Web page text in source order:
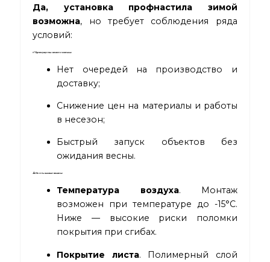
Да, установка профнастила зимой
возможна, но требует соблюдения ряда
условий:
✅ Преимущества зимнего монтажа:
Нет очередей на производство и
доставку;
Снижение цен на материалы и работы
в несезон;
Быстрый запуск объектов без
ожидания весны.
⚠️ Но есть важные нюансы:
Температура воздуха. Монтаж
возможен при температуре до -15°C.
Ниже — высокие риски поломки
покрытия при сгибах.
Покрытие листа. Полимерный слой